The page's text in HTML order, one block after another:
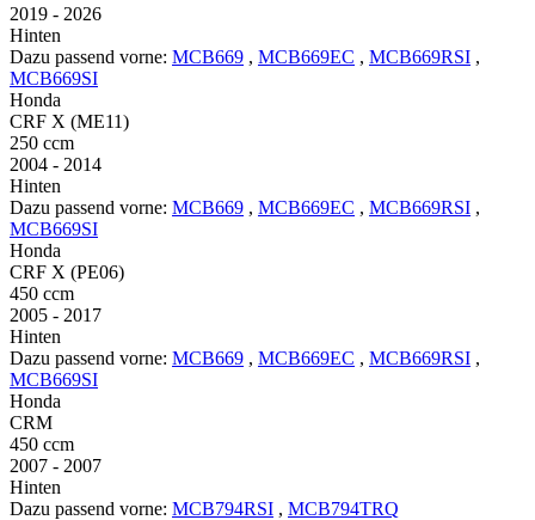
2019 - 2026
Hinten
Dazu passend vorne: MCB669 , MCB669EC , MCB669RSI ,
MCB669SI
Honda
CRF X (ME11)
250 ccm
2004 - 2014
Hinten
Dazu passend vorne: MCB669 , MCB669EC , MCB669RSI ,
MCB669SI
Honda
CRF X (PE06)
450 ccm
2005 - 2017
Hinten
Dazu passend vorne: MCB669 , MCB669EC , MCB669RSI ,
MCB669SI
Honda
CRM
450 ccm
2007 - 2007
Hinten
Dazu passend vorne: MCB794RSI , MCB794TRQ